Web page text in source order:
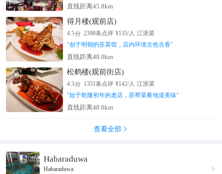
直线距离45.8km
得月楼(观前店)
4.5分 2398条点评 ¥135/人 江浙菜
"创于明朝的苏菜馆，店内环境古色古香"
直线距离48.0km
松鹤楼(观前街店)
4.3分 1351条点评 ¥142/人 江浙菜
"始于乾隆初年的老店，苏帮菜肴地道美味"
直线距离48.0km
查看全部 
Habaraduwa
Habaraduwa 